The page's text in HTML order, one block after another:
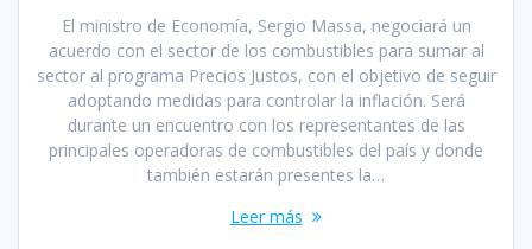
El ministro de Economía, Sergio Massa, negociará un
acuerdo con el sector de los combustibles para sumar al
sector al programa Precios Justos, con el objetivo de seguir
adoptando medidas para controlar la inflación. Será
durante un encuentro con los representantes de las
principales operadoras de combustibles del país y donde
también estarán presentes la…
Leer más